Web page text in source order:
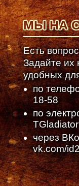
МЫ НА
Есть
Задайте
удобных
по
18-58
по
через
vk.com/